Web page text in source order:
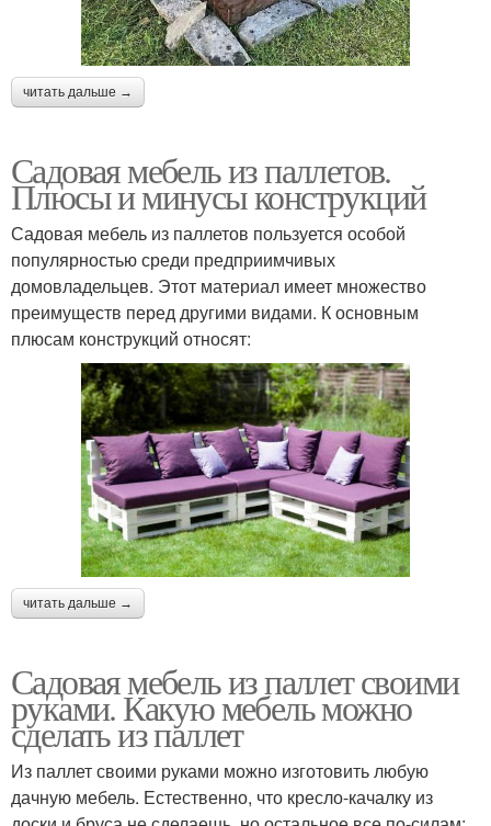
читать дальше →
Садовая мебель из паллетов.
Плюсы и минусы конструкций
Садовая мебель из паллетов пользуется особой
популярностью среди предприимчивых
домовладельцев. Этот материал имеет множество
преимуществ перед другими видами. К основным
плюсам конструкций относят:
читать дальше →
Садовая мебель из паллет своими
руками. Какую мебель можно
сделать из паллет
Из паллет своими руками можно изготовить любую
дачную мебель. Естественно, что кресло-качалку из